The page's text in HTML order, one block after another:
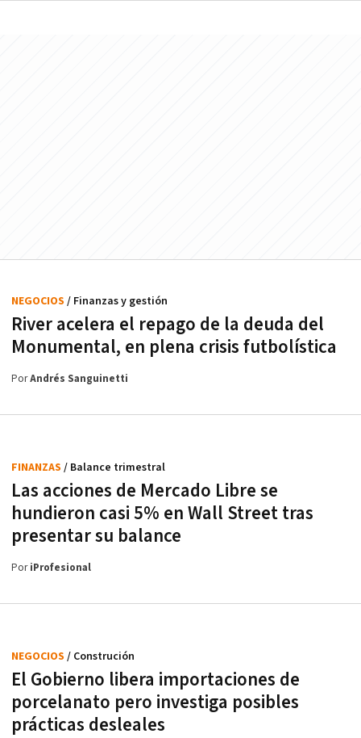
River acelera el repago de la deuda del
Monumental, en plena crisis futbolística
NEGOCIOS / Finanzas y gestión
PorAndrés Sanguinetti
Las acciones de Mercado Libre se
hundieron casi 5% en Wall Street tras
presentar su balance
FINANZAS / Balance trimestral
PoriProfesional
El Gobierno libera importaciones de
porcelanato pero investiga posibles
prácticas desleales
NEGOCIOS / Construción